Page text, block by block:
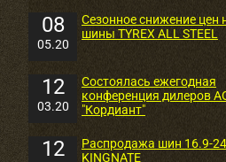
08
05.20
Сезонное снижение цен
шины TYREX ALL STEEL
12
03.20
Состоялась ежегодная
конференция дилеров
"Кордиант"
12
Распродажа шин 16.9-24
KINGNATE